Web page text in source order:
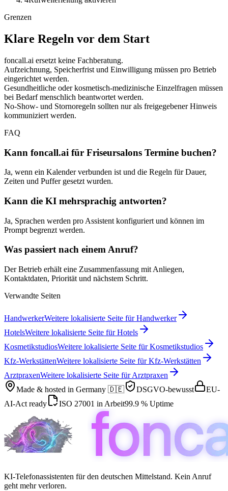
Grenzen
Klare Regeln vor dem Start
foncall.ai ersetzt keine Fachberatung.
Aufzeichnung, Speicherfrist und Einwilligung müssen pro Betrieb
eingerichtet werden.
Gesundheitliche oder kosmetisch-medizinische Einzelfragen müssen
bei Bedarf menschlich beantwortet werden.
No-Show- und Stornoregeln sollten nur als freigegebener Hinweis
kommuniziert werden.
FAQ
Kann foncall.ai für Friseursalons Termine buchen?
Ja, wenn ein Kalender verbunden ist und die Regeln für Dauer,
Zeiten und Puffer gesetzt wurden.
Kann die KI mehrsprachig antworten?
Ja, Sprachen werden pro Assistent konfiguriert und können im
Prompt begrenzt werden.
Was passiert nach einem Anruf?
Der Betrieb erhält eine Zusammenfassung mit Anliegen,
Kontaktdaten, Priorität und nächstem Schritt.
Verwandte Seiten
HandwerkerWeitere lokalisierte Seite für Handwerker
HotelsWeitere lokalisierte Seite für Hotels
KosmetikstudiosWeitere lokalisierte Seite für Kosmetikstudios
Kfz-WerkstättenWeitere lokalisierte Seite für Kfz-Werkstätten
ArztpraxenWeitere lokalisierte Seite für Arztpraxen
Made & hosted in Germany 🇩🇪 DSGVO-bewusst
EU-
AI-Act ready
ISO 27001 in Arbeit99.9 % Uptime
KI-Telefonassistenten für den deutschen Mittelstand. Kein Anruf
geht mehr verloren.